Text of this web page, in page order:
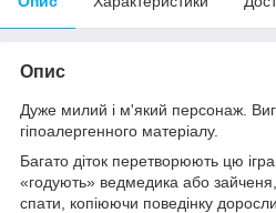
Опис
Дуже милий і м'який персонаж.
гіпоалергенного матеріалу.
Багато діток перетворюють цю
«годують» ведмедика або
спати, копіюючи поведінку